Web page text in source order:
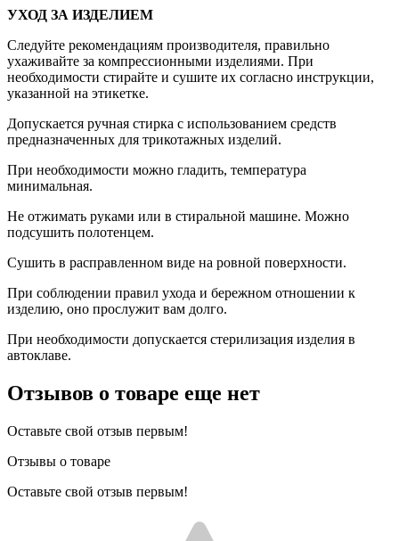
УХОД ЗА ИЗДЕЛИЕМ
Следуйте рекомендациям производителя, правильно
ухаживайте за компрессионными изделиями. При
необходимости стирайте и сушите их согласно инструкции,
указанной на этикетке.
Допускается ручная стирка с использованием средств
предназначенных для трикотажных изделий.
При необходимости можно гладить, температура
минимальная.
Не отжимать руками или в стиральной машине. Можно
подсушить полотенцем.
Сушить в расправленном виде на ровной поверхности.
При соблюдении правил ухода и бережном отношении к
изделию, оно прослужит вам долго.
При необходимости допускается стерилизация изделия в
автоклаве.
Отзывов о товаре еще нет
Оставьте свой отзыв первым!
Отзывы о товаре
Оставьте свой отзыв первым!